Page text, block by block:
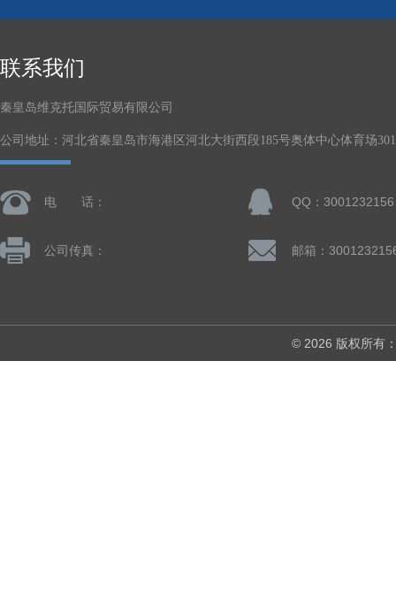
联系我们
秦皇岛维克托国际贸易有限公司
公司地址：河北省秦皇岛市海港区河北大街西段185号奥体中心体育场
电 话： QQ：3001232156
公司传真： 邮箱：
© 2026 版权所有